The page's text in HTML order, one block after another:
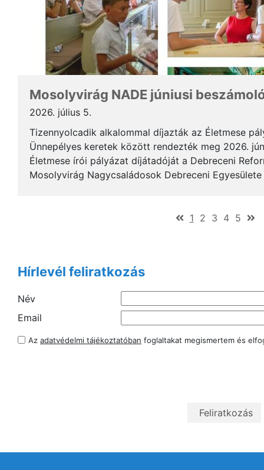
Mosolyvirág NADE júniusi
2026. július 5.
Tizennyolcadik alkalommal díjazták az Életmese
Ünnepélyes keretek között rendezték meg 2026.
Életmese írói pályázat díjátadóját a Debreceni
Mosolyvirág Nagycsaládosok Debreceni
1(current)
2 3 4 5
Hírlevél feliratkozás
Név
Email
Az adatvédelmi tájékoztatóban foglaltakat megismertem és